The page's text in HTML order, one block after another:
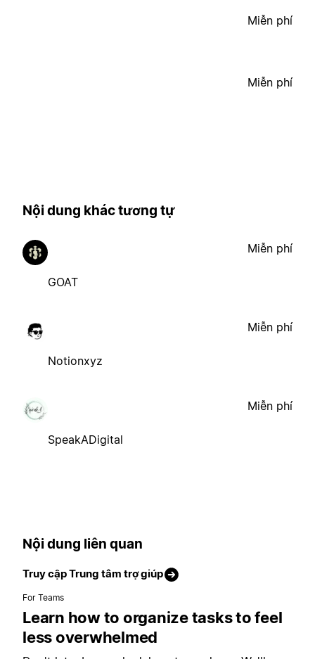
Miễn phí
Miễn phí
Nội dung khác tương tự
GOAT
Miễn phí
Notionxyz
Miễn phí
SpeakADigital
Miễn phí
Nội dung liên quan
Truy cập Trung tâm trợ giúp
For Teams
Learn how to organize tasks to feel
less overwhelmed